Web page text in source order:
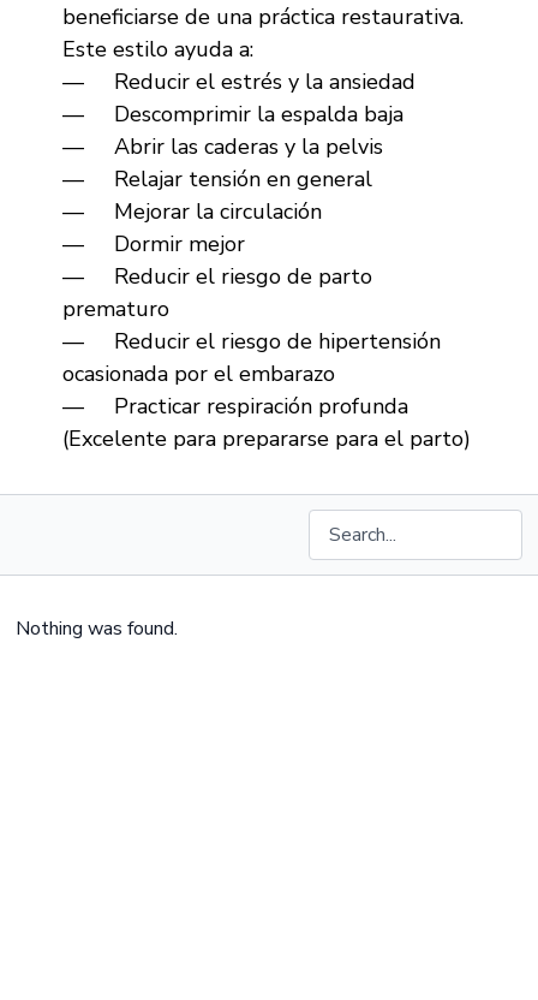
beneficiarse de una práctica restaurativa.
Este estilo ayuda a:
— Reducir el estrés y la ansiedad
— Descomprimir la espalda baja
— Abrir las caderas y la pelvis
— Relajar tensión en general
— Mejorar la circulación
— Dormir mejor
— Reducir el riesgo de parto
prematuro
— Reducir el riesgo de hipertensión
ocasionada por el embarazo
— Practicar respiración profunda
(Excelente para prepararse para el parto)
Nothing was found.